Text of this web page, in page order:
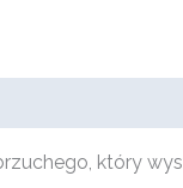
który